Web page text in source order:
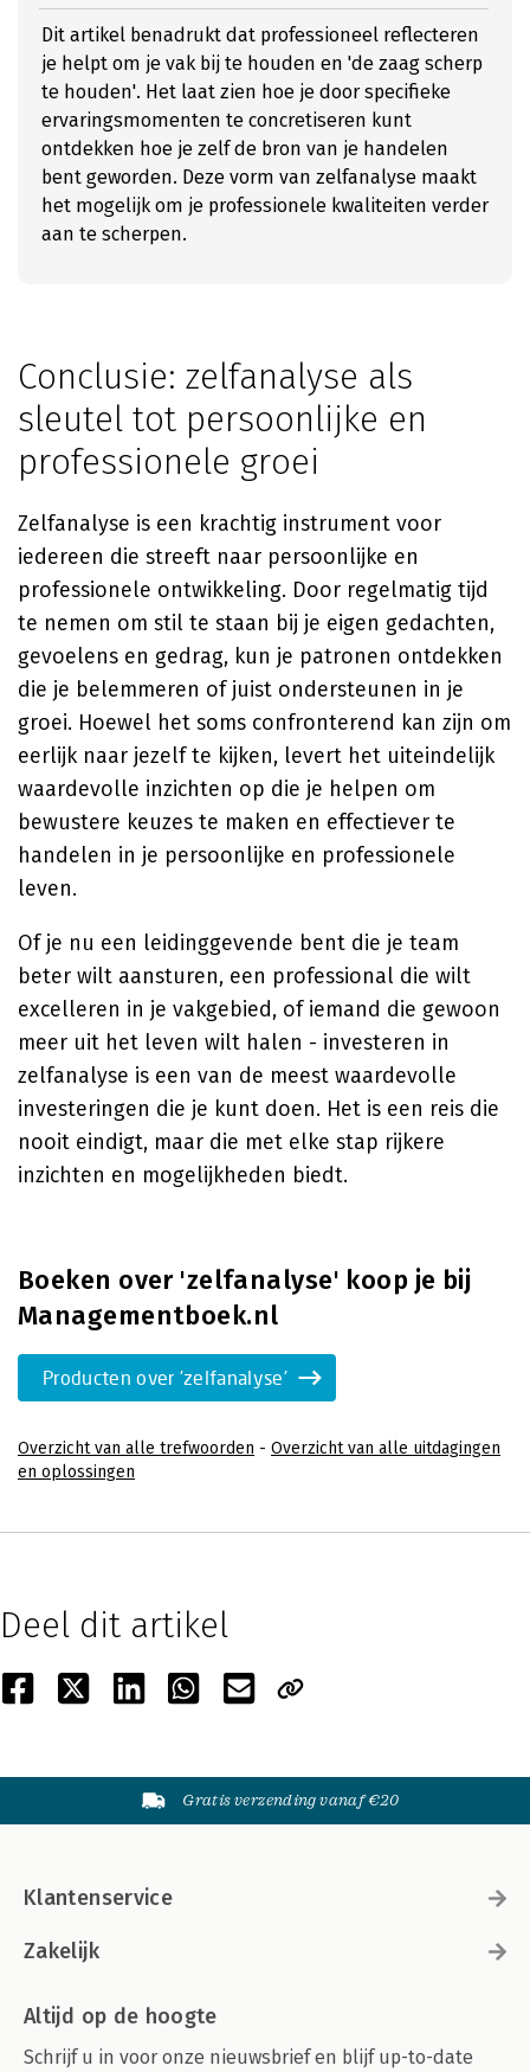
Dit artikel benadrukt dat professioneel reflecteren
je helpt om je vak bij te houden en 'de zaag scherp
te houden'. Het laat zien hoe je door specifieke
ervaringsmomenten te concretiseren kunt
ontdekken hoe je zelf de bron van je handelen
bent geworden. Deze vorm van zelfanalyse maakt
het mogelijk om je professionele kwaliteiten verder
aan te scherpen.
Conclusie: zelfanalyse als
sleutel tot persoonlijke en
professionele groei
Zelfanalyse is een krachtig instrument voor
iedereen die streeft naar persoonlijke en
professionele ontwikkeling. Door regelmatig tijd
te nemen om stil te staan bij je eigen gedachten,
gevoelens en gedrag, kun je patronen ontdekken
die je belemmeren of juist ondersteunen in je
groei. Hoewel het soms confronterend kan zijn om
eerlijk naar jezelf te kijken, levert het uiteindelijk
waardevolle inzichten op die je helpen om
bewustere keuzes te maken en effectiever te
handelen in je persoonlijke en professionele
leven.
Of je nu een leidinggevende bent die je team
beter wilt aansturen, een professional die wilt
excelleren in je vakgebied, of iemand die gewoon
meer uit het leven wilt halen - investeren in
zelfanalyse is een van de meest waardevolle
investeringen die je kunt doen. Het is een reis die
nooit eindigt, maar die met elke stap rijkere
inzichten en mogelijkheden biedt.
Boeken over 'zelfanalyse' koop je bij
Managementboek.nl
Producten over 'zelfanalyse'
Overzicht van alle trefwoorden - Overzicht van alle uitdagingen
en oplossingen
Deel dit artikel
Gratis verzending vanaf €20
Klantenservice
Zakelijk
Altijd op de hoogte
Schrijf u in voor onze nieuwsbrief en blijf up-to-date